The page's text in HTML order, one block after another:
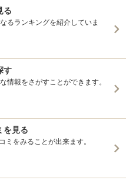
る
るランキングを紹介していま
す
情報をさがすことができます。
を見る
ミをみることが出来ます。